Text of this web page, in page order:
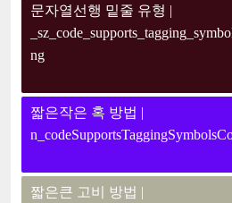
문자열선행 밑줄 유형 |
ng
짧은작은 혹 방법 |
짧은큰 고비 방법 |